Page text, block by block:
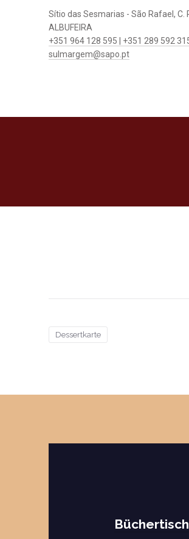
Sítio das Sesmarias - São Rafael, C.
ALBUFEIRA
+351 964 128 595 | +351 289 592
sulmargem@sapo.pt
Dessertkarte
Büchertisch